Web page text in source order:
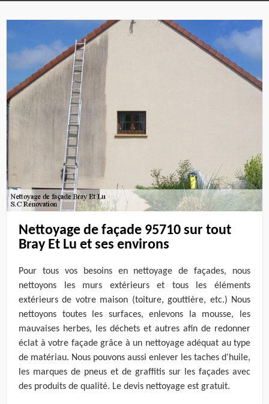
Nettoyage de façade 95710 sur tout
Bray Et Lu et ses environs
Pour tous vos besoins en nettoyage de façades, nous
nettoyons les murs extérieurs et tous les éléments
extérieurs de votre maison (toiture, gouttière, etc.) Nous
nettoyons toutes les surfaces, enlevons la mousse, les
mauvaises herbes, les déchets et autres afin de redonner
éclat à votre façade grâce à un nettoyage adéquat au type
de matériau. Nous pouvons aussi enlever les taches d'huile,
les marques de pneus et de graffitis sur les façades avec
des produits de qualité. Le devis nettoyage est gratuit.